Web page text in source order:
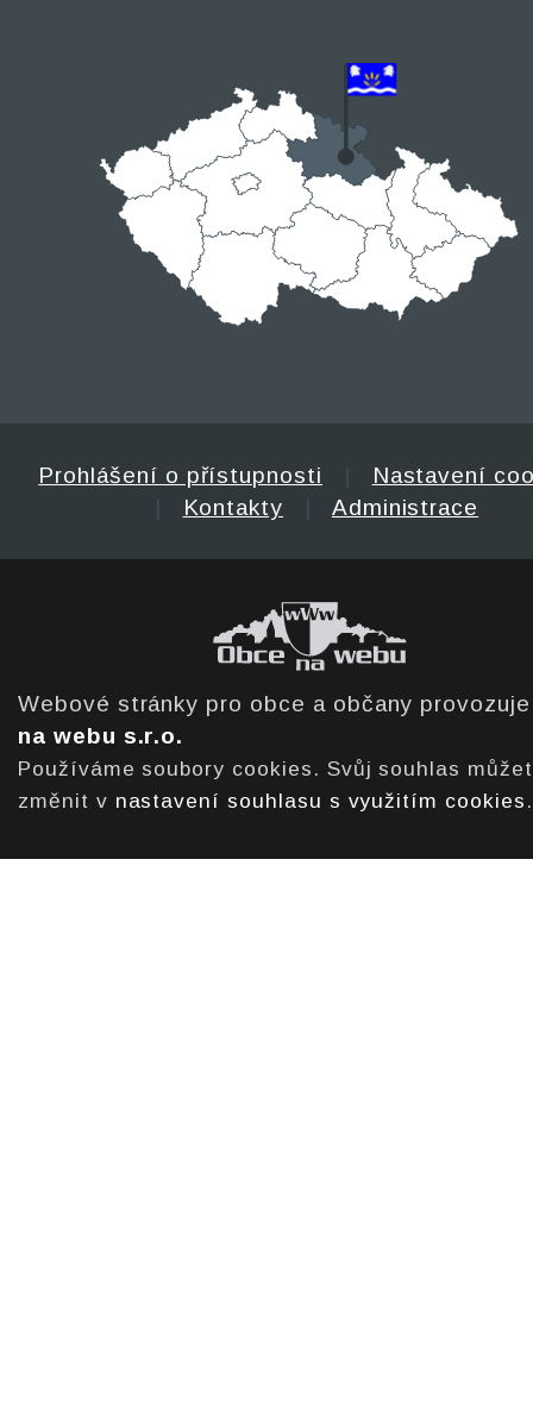
Prohlášení o přístupnosti
Nastavení
Kontakty Administrace
Webové stránky pro obce a občany
na webu s.r.o.
Používáme soubory cookies. Svůj souhlas
změnit v nastavení souhlasu s využitím cookies .